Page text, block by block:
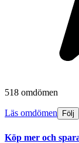
518 omdömen
Läs omdömen Följ
Köp mer och